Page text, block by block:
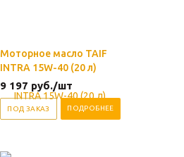
Моторное масло TAIF
INTRA 15W-40 (20 л)
9 197 руб./шт
ПОД ЗАКАЗ ПОДРОБНЕЕ